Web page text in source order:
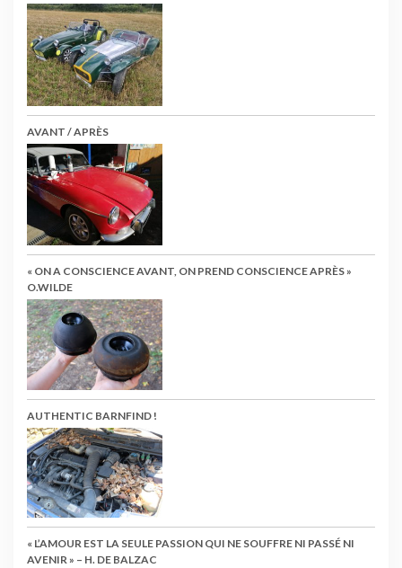
AVANT / APRÈS
« ON A CONSCIENCE AVANT, ON PREND CONSCIENCE APRÈS »
O.WILDE
AUTHENTIC BARNFIND !
« L’AMOUR EST LA SEULE PASSION QUI NE SOUFFRE NI PASSÉ NI
AVENIR » – H. DE BALZAC